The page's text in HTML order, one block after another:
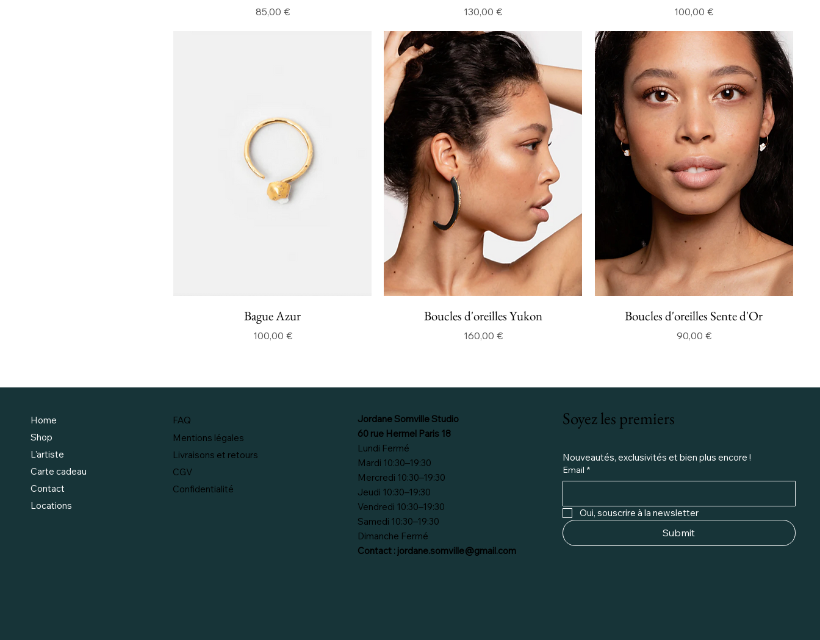
Prix
85,00 € Prix
130,00 € Prix
100,00 €
Bague Azur
Prix
100,00 €
Boucles d'oreilles Yukon
Prix
160,00 €
Boucles d'oreilles Sente d'Or
Prix
90,00 €
Home
Shop
L'artiste
Carte cadeau
Contact
Locations
FAQ
Mentions légales
Livraisons et retours
CGV
Confidentialité
Jordane Somville Studio
60 rue Hermel Paris 18
Lundi Fermé
Mardi 10:30–19:30
Mercredi 10:30–19:30
Jeudi 10:30–19:30
Vendredi 10:30–19:30
Samedi 10:30–19:30
Dimanche Fermé
Contact : jordane.somville@gmail.com
Soyez les premiers
Email *
Oui, souscrire à la newsletter
Submit